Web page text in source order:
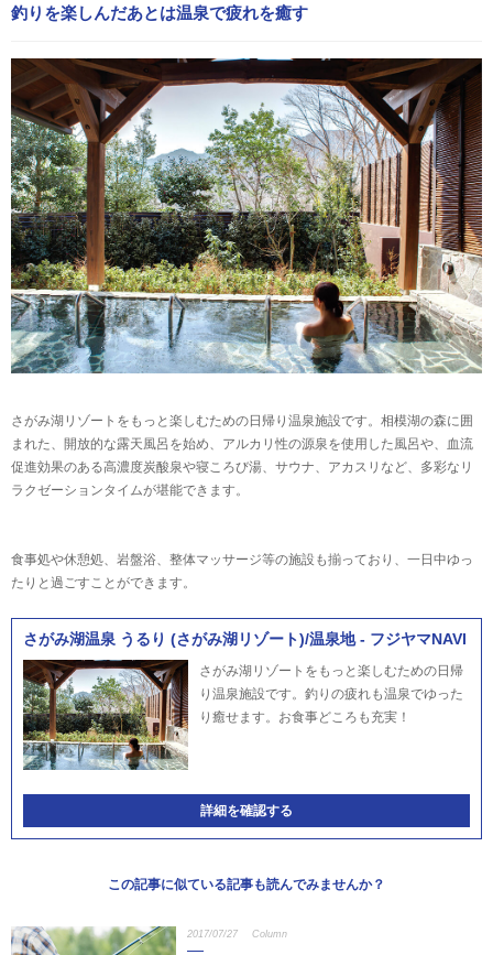
釣りを楽しんだあとは温泉で疲れを癒す
さがみ湖リゾートをもっと楽しむための日帰り温泉施設です。相模湖の森に囲
まれた、開放的な露天風呂を始め、アルカリ性の源泉を使用した風呂や、血流
促進効果のある高濃度炭酸泉や寝ころび湯、サウナ、アカスリなど、多彩なリ
ラクゼーションタイムが堪能できます。
食事処や休憩処、岩盤浴、整体マッサージ等の施設も揃っており、一日中ゆっ
たりと過ごすことができます。
さがみ湖温泉 うるり (さがみ湖リゾート)/温泉地 - フジヤマNAVI
さがみ湖リゾートをもっと楽しむための日帰
り温泉施設です。釣りの疲れも温泉でゆった
り癒せます。お食事どころも充実！
詳細を確認する
この記事に似ている記事も読んでみませんか？
2017/07/27 Column